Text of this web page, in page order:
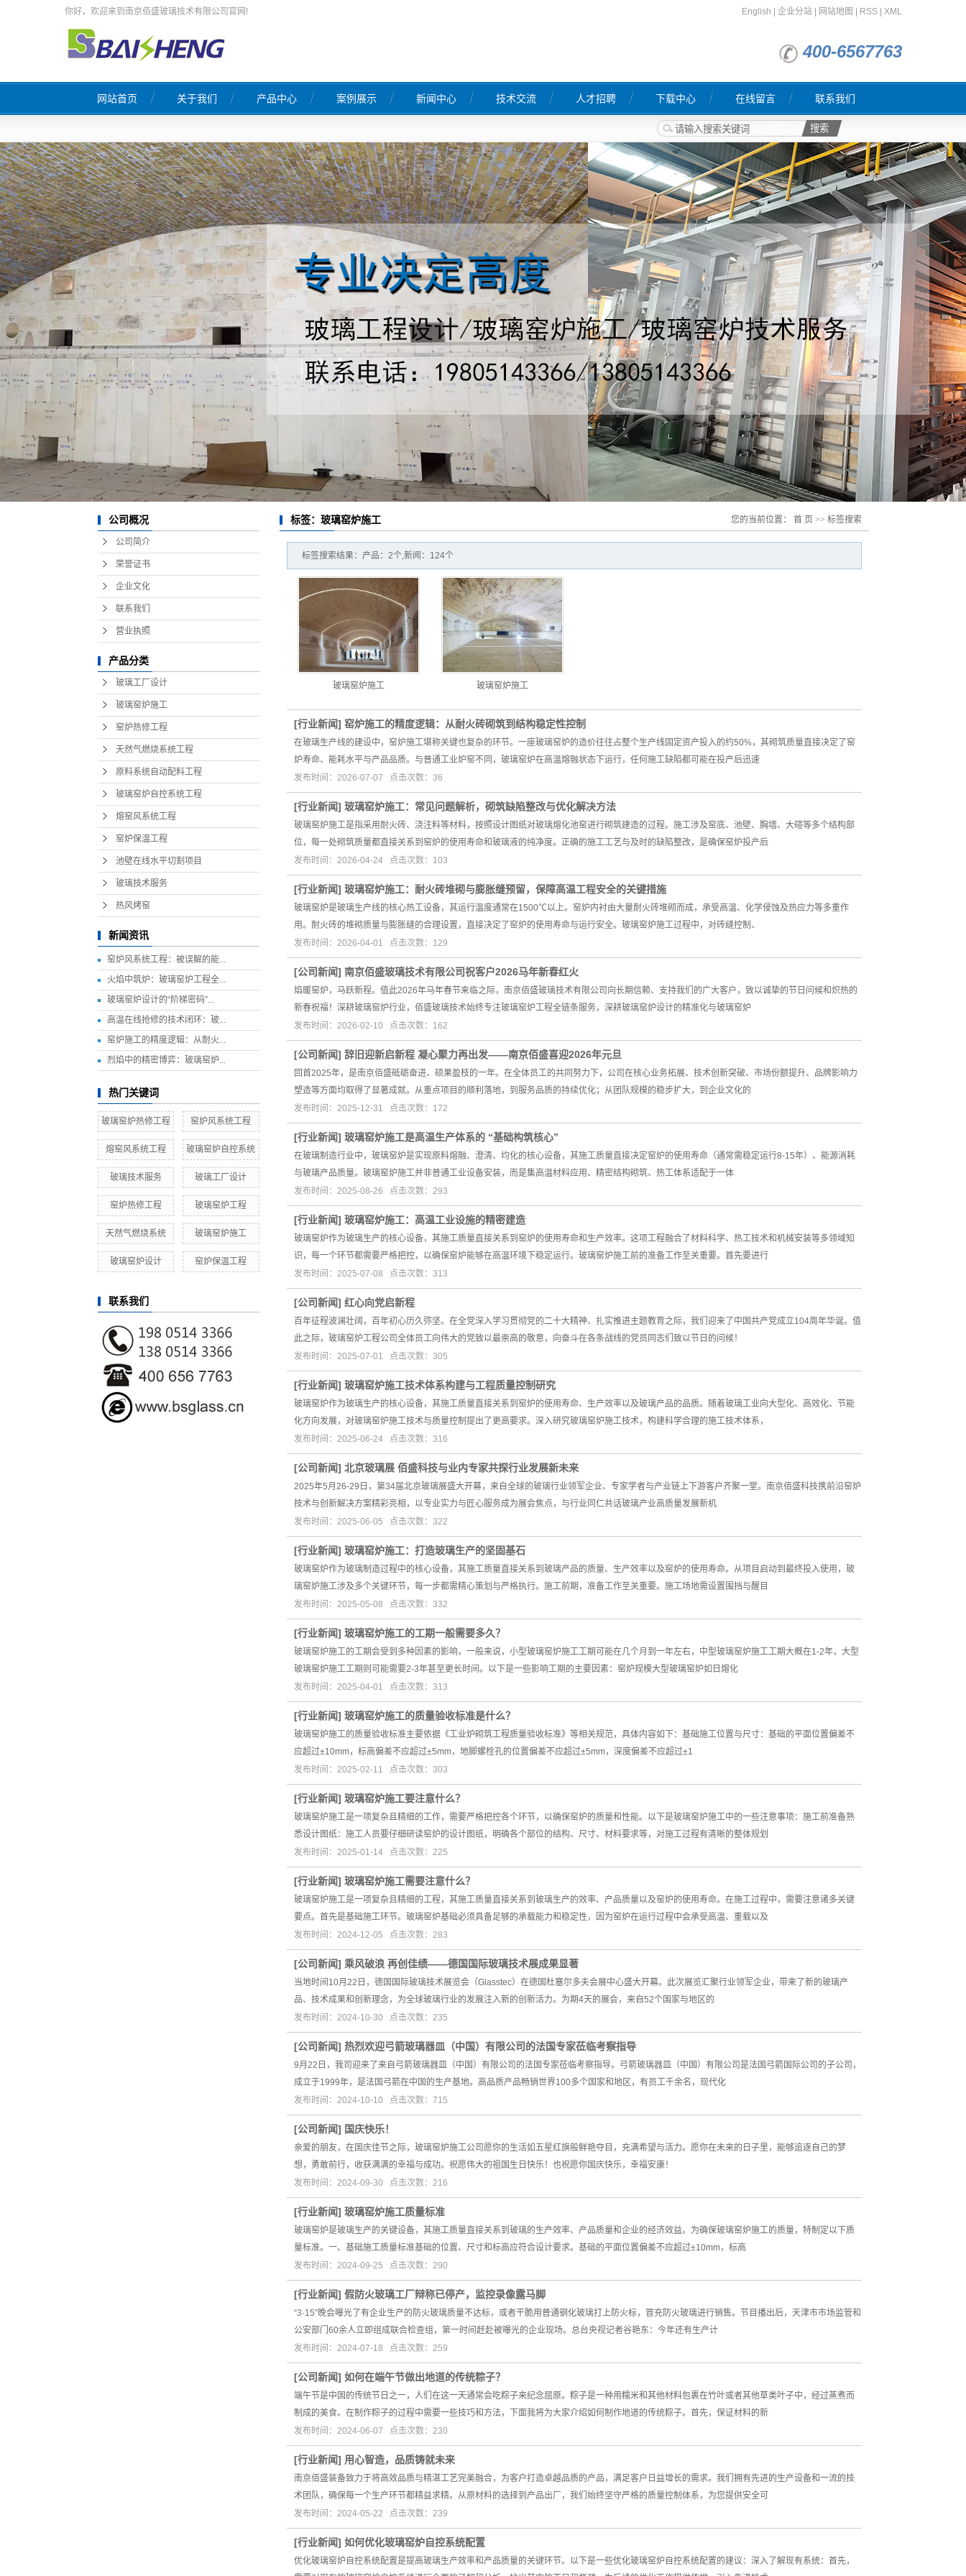
你好，欢迎来到南京佰盛玻璃技术有限公司官网! English 企业分站| 网站地图 RSS| XML
400-6567763
网站首页 关于我们
荣誉证书
企业文化
联系我们
营业执照
产品中心
玻璃窑炉施工
窑炉热修工程
天然气燃烧系统工程
原料系统自动配料工程
玻璃窑炉自控系统工程
熔窑风系统工程
窑炉保温工程
池壁在线水平切割项目
玻璃技术服务
案例展示 新闻中心
行业新闻
常见问题
技术交流 人才招聘 下载中心 在线留言 联系我们
公司概况
公司简介
荣誉证书
企业文化
联系我们
营业执照
产品分类
玻璃工厂设计
玻璃窑炉施工
窑炉热修工程
天然气燃烧系统工程
原料系统自动配料工程
玻璃窑炉自控系统工程
熔窑风系统工程
窑炉保温工程
池壁在线水平切割项目
玻璃技术服务
热风烤窑
新闻资讯
窑炉风系统工程：被误解的能...
火焰中筑炉：玻璃窑炉工程全...
玻璃窑炉设计的“阶梯密码”...
高温在线抢修的技术闭环：玻...
窑炉施工的精度逻辑：从耐火...
烈焰中的精密博弈：玻璃窑炉...
热门关键词
玻璃窑炉热修工程 窑炉风系统工程
熔窑风系统工程 玻璃窑炉自控系统
玻璃技术服务 玻璃工厂设计
窑炉热修工程 玻璃窑炉工程
天然气燃烧系统 玻璃窑炉施工
玻璃窑炉设计 窑炉保温工程
联系我们
标签：玻璃窑炉施工 您的当前位置： 首 页 >> 标签搜索
标签搜索结果：产品：2个,新闻：124个
玻璃窑炉施工 玻璃窑炉施工
[行业新闻] 窑炉施工的精度逻辑：从耐火砖砌筑到结构稳定性控制
在玻璃生产线的建设中，窑炉施工堪称关键也复杂的环节。一座玻璃窑炉的造价往往占整个生产线固定资产投入的约50%，其砌筑质量直接决定了窑
炉寿命、能耗水平与产品品质。与普通工业炉窑不同，玻璃窑炉在高温熔融状态下运行，任何施工缺陷都可能在投产后迅速
发布时间：2026-07-07 点击次数：36
[行业新闻] 玻璃窑炉施工：常见问题解析，砌筑缺陷整改与优化解决方法
玻璃窑炉施工是指采用耐火砖、浇注料等材料，按照设计图纸对玻璃熔化池窑进行砌筑建造的过程。施工涉及窑底、池壁、胸墙、大碹等多个结构部
位，每一处砌筑质量都直接关系到窑炉的使用寿命和玻璃液的纯净度。正确的施工工艺与及时的缺陷整改，是确保窑炉投产后
发布时间：2026-04-24 点击次数：103
[行业新闻] 玻璃窑炉施工：耐火砖堆砌与膨胀缝预留，保障高温工程安全的关键措施
玻璃窑炉是玻璃生产线的核心热工设备，其运行温度通常在1500℃以上。窑炉内衬由大量耐火砖堆砌而成，承受高温、化学侵蚀及热应力等多重作
用。耐火砖的堆砌质量与膨胀缝的合理设置，直接决定了窑炉的使用寿命与运行安全。玻璃窑炉施工过程中，对砖缝控制、
发布时间：2026-04-01 点击次数：129
[公司新闻] 南京佰盛玻璃技术有限公司祝客户2026马年新春红火
焰暖窑炉，马跃新程。值此2026年马年春节来临之际，南京佰盛玻璃技术有限公司向长期信赖、支持我们的广大客户，致以诚挚的节日问候和炽热的
新春祝福！深耕玻璃窑炉行业，佰盛玻璃技术始终专注玻璃窑炉工程全链条服务，深耕玻璃窑炉设计的精准化与玻璃窑炉
发布时间：2026-02-10 点击次数：162
[公司新闻] 辞旧迎新启新程 凝心聚力再出发——南京佰盛喜迎2026年元旦
回首2025年，是南京佰盛砥砺奋进、硕果盈枝的一年。在全体员工的共同努力下，公司在核心业务拓展、技术创新突破、市场份额提升、品牌影响力
塑造等方面均取得了显著成就。从重点项目的顺利落地，到服务品质的持续优化；从团队规模的稳步扩大，到企业文化的
发布时间：2025-12-31 点击次数：172
[行业新闻] 玻璃窑炉施工是高温生产体系的 “基础构筑核心”
在玻璃制造行业中，玻璃窑炉是实现原料熔融、澄清、均化的核心设备，其施工质量直接决定窑炉的使用寿命（通常需稳定运行8-15年）、能源消耗
与玻璃产品质量。玻璃窑炉施工并非普通工业设备安装，而是集高温材料应用、精密结构砌筑、热工体系适配于一体
发布时间：2025-08-26 点击次数：293
[行业新闻] 玻璃窑炉施工：高温工业设施的精密建造
玻璃窑炉作为玻璃生产的核心设备，其施工质量直接关系到窑炉的使用寿命和生产效率。这项工程融合了材料科学、热工技术和机械安装等多领域知
识，每一个环节都需要严格把控，以确保窑炉能够在高温环境下稳定运行。玻璃窑炉施工前的准备工作至关重要。首先要进行
发布时间：2025-07-08 点击次数：313
[公司新闻] 红心向党启新程
百年征程波澜壮阔，百年初心历久弥坚。在全党深入学习贯彻党的二十大精神、扎实推进主题教育之际，我们迎来了中国共产党成立104周年华诞。值
此之际，玻璃窑炉工程公司全体员工向伟大的党致以最崇高的敬意，向奋斗在各条战线的党员同志们致以节日的问候！
发布时间：2025-07-01 点击次数：305
[行业新闻] 玻璃窑炉施工技术体系构建与工程质量控制研究
玻璃窑炉作为玻璃生产的核心设备，其施工质量直接关系到窑炉的使用寿命、生产效率以及玻璃产品的品质。随着玻璃工业向大型化、高效化、节能
化方向发展，对玻璃窑炉施工技术与质量控制提出了更高要求。深入研究玻璃窑炉施工技术，构建科学合理的施工技术体系，
发布时间：2025-06-24 点击次数：316
[公司新闻] 北京玻璃展 佰盛科技与业内专家共探行业发展新未来
2025年5月26-29日，第34届北京玻璃展盛大开幕，来自全球的玻璃行业领军企业、专家学者与产业链上下游客户齐聚一堂。南京佰盛科技携前沿窑炉
技术与创新解决方案精彩亮相，以专业实力与匠心服务成为展会焦点，与行业同仁共话玻璃产业高质量发展新机
发布时间：2025-06-05 点击次数：322
[行业新闻] 玻璃窑炉施工：打造玻璃生产的坚固基石
玻璃窑炉作为玻璃制造过程中的核心设备，其施工质量直接关系到玻璃产品的质量、生产效率以及窑炉的使用寿命。从项目启动到最终投入使用，玻
璃窑炉施工涉及多个关键环节，每一步都需精心策划与严格执行。施工前期，准备工作至关重要。施工场地需设置围挡与醒目
发布时间：2025-05-08 点击次数：332
[行业新闻] 玻璃窑炉施工的工期一般需要多久？
玻璃窑炉施工的工期会受到多种因素的影响，一般来说，小型玻璃窑炉施工工期可能在几个月到一年左右，中型玻璃窑炉施工工期大概在1-2年，大型
玻璃窑炉施工工期则可能需要2-3年甚至更长时间。以下是一些影响工期的主要因素：窑炉规模大型玻璃窑炉如日熔化
发布时间：2025-04-01 点击次数：313
[行业新闻] 玻璃窑炉施工的质量验收标准是什么？
玻璃窑炉施工的质量验收标准主要依据《工业炉砌筑工程质量验收标准》等相关规范，具体内容如下：基础施工位置与尺寸：基础的平面位置偏差不
应超过±10mm，标高偏差不应超过±5mm，地脚螺栓孔的位置偏差不应超过±5mm，深度偏差不应超过±1
发布时间：2025-02-11 点击次数：303
[行业新闻] 玻璃窑炉施工要注意什么？
玻璃窑炉施工是一项复杂且精细的工作，需要严格把控各个环节，以确保窑炉的质量和性能。以下是玻璃窑炉施工中的一些注意事项：施工前准备熟
悉设计图纸：施工人员要仔细研读窑炉的设计图纸，明确各个部位的结构、尺寸、材料要求等，对施工过程有清晰的整体规划
发布时间：2025-01-14 点击次数：225
[行业新闻] 玻璃窑炉施工需要注意什么？
玻璃窑炉施工是一项复杂且精细的工程，其施工质量直接关系到玻璃生产的效率、产品质量以及窑炉的使用寿命。在施工过程中，需要注意诸多关键
要点。首先是基础施工环节。玻璃窑炉基础必须具备足够的承载能力和稳定性，因为窑炉在运行过程中会承受高温、重载以及
发布时间：2024-12-05 点击次数：283
[公司新闻] 乘风破浪 再创佳绩——德国国际玻璃技术展成果显著
当地时间10月22日，德国国际玻璃技术展览会（Glasstec）在德国杜塞尔多夫会展中心盛大开幕。此次展览汇聚行业领军企业，带来了新的玻璃产
品、技术成果和创新理念，为全球玻璃行业的发展注入新的创新活力。为期4天的展会，来自52个国家与地区的
发布时间：2024-10-30 点击次数：235
[公司新闻] 热烈欢迎弓箭玻璃器皿（中国）有限公司的法国专家莅临考察指导
9月22日，我司迎来了来自弓箭玻璃器皿（中国）有限公司的法国专家莅临考察指导。弓箭玻璃器皿（中国）有限公司是法国弓箭国际公司的子公司，
成立于1999年，是法国弓箭在中国的生产基地。高品质产品畅销世界100多个国家和地区，有员工千余名，现代化
发布时间：2024-10-10 点击次数：715
[公司新闻] 国庆快乐！
亲爱的朋友，在国庆佳节之际，玻璃窑炉施工公司愿你的生活如五星红旗般鲜艳夺目，充满希望与活力。愿你在未来的日子里，能够追逐自己的梦
想，勇敢前行，收获满满的幸福与成功。祝愿伟大的祖国生日快乐！也祝愿你国庆快乐，幸福安康！
发布时间：2024-09-30 点击次数：216
[行业新闻] 玻璃窑炉施工质量标准
玻璃窑炉是玻璃生产的关键设备，其施工质量直接关系到玻璃的生产效率、产品质量和企业的经济效益。为确保玻璃窑炉施工的质量，特制定以下质
量标准。一、基础施工质量标准基础的位置、尺寸和标高应符合设计要求。基础的平面位置偏差不应超过±10mm，标高
发布时间：2024-09-25 点击次数：290
[行业新闻] 假防火玻璃工厂辩称已停产，监控录像露马脚
“3·15”晚会曝光了有企业生产的防火玻璃质量不达标，或者干脆用普通钢化玻璃打上防火标，冒充防火玻璃进行销售。节目播出后，天津市市场监管和
公安部门60余人立即组成联合检查组，第一时间赶赴被曝光的企业现场。总台央视记者谷艳东：今年还有生产计
发布时间：2024-07-18 点击次数：259
[公司新闻] 如何在端午节做出地道的传统粽子？
端午节是中国的传统节日之一，人们在这一天通常会吃粽子来纪念屈原。粽子是一种用糯米和其他材料包裹在竹叶或者其他草类叶子中，经过蒸煮而
制成的美食。在制作粽子的过程中需要一些技巧和方法，下面我将为大家介绍如何制作地道的传统粽子。首先，保证材料的新
发布时间：2024-06-07 点击次数：230
[行业新闻] 用心智造，品质铸就未来
南京佰盛装备致力于将高效品质与精湛工艺完美融合，为客户打造卓越品质的产品，满足客户日益增长的需求。我们拥有先进的生产设备和一流的技
术团队，确保每一个生产环节都精益求精。从原材料的选择到产品出厂，我们始终坚守严格的质量控制体系，为您提供安全可
发布时间：2024-05-22 点击次数：239
[行业新闻] 如何优化玻璃窑炉自控系统配置
优化玻璃窑炉自控系统配置是提高玻璃生产效率和产品质量的关键环节。以下是一些优化玻璃窑炉自控系统配置的建议：深入了解现有系统：首先，